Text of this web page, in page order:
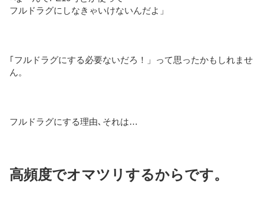
フルドラグにしなきゃいけないんだよ」
｢フルドラグにする必要ないだろ！」って思ったかもしれませ
ん。
フルドラグにする理由､それは…
高頻度でオマツリするからです。